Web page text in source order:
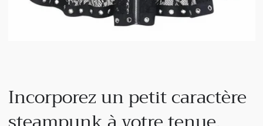
Incorporez un petit caractère